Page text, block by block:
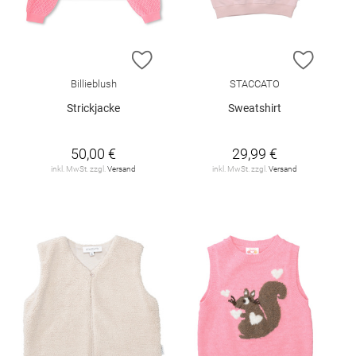
ZUR WUNSCHLISTE HINZUFÜGEN
Billieblush
Strickjacke
50,00 €
inkl. MwSt. zzgl. Versand
ZUR
STACCATO
Sweatshirt
29,99 €
inkl. MwSt. zzgl. Versand